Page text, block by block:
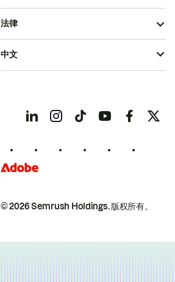
© 2026 Semrush Holdings.版权所有。
法律
中文